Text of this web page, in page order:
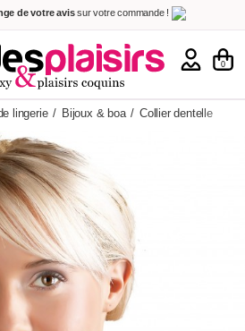
de votre avissur votre commande !
Décidez quand payer !
de 2,90 € ! (Offerte dès 69,00€ d'achat)
0
lingerie / Bijoux & boa / Collier dentelle